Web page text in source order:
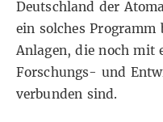
Deutschland der
ein solches Programm
Anlagen, die noch mit
Forschungs- und
verbunden sind.